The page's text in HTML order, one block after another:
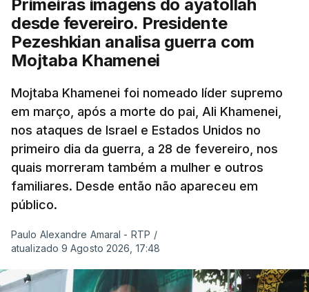
Primeiras imagens do ayatollah
desde fevereiro. Presidente
Pezeshkian analisa guerra com
Mojtaba Khamenei
Mojtaba Khamenei foi nomeado líder supremo
em março, após a morte do pai, Ali Khamenei,
nos ataques de Israel e Estados Unidos no
primeiro dia da guerra, a 28 de fevereiro, nos
quais morreram também a mulher e outros
familiares. Desde então não apareceu em
público.
Paulo Alexandre Amaral - RTP /
atualizado 9 Agosto 2026, 17:48